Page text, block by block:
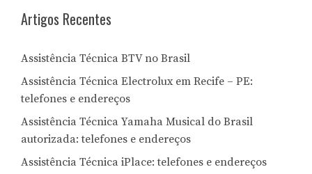
Artigos Recentes
Assistência Técnica BTV no Brasil
Assistência Técnica Electrolux em Recife – PE:
telefones e endereços
Assistência Técnica Yamaha Musical do Brasil
autorizada: telefones e endereços
Assistência Técnica iPlace: telefones e endereços